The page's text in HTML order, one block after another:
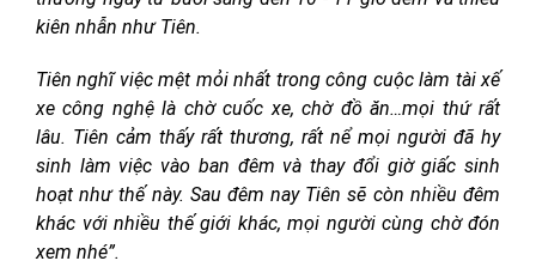
kiên nhẫn như Tiên.
Tiên nghĩ việc mệt mỏi nhất trong công cuộc làm tài xế
xe công nghệ là chờ cuốc xe, chờ đồ ăn…mọi thứ rất
lâu. Tiên cảm thấy rất thương, rất nể mọi người đã hy
sinh làm việc vào ban đêm và thay đổi giờ giấc sinh
hoạt như thế này. Sau đêm nay Tiên sẽ còn nhiều đêm
khác với nhiều thế giới khác, mọi người cùng chờ đón
xem nhé”.